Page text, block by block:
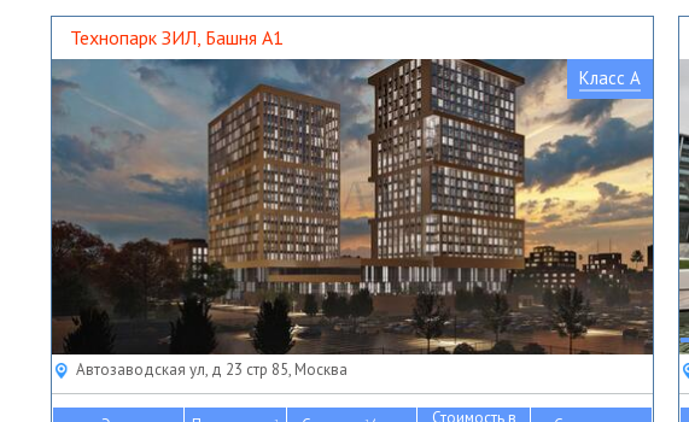
17 4985.10 30 000руб 12 462 750 Без отделки
10 1664.30 30 000руб 4 160 750
руб Без отделки
869.00 30 000руб 2 172 500
руб Без отделки
Технопарк ЗИЛ, Башня А1
Класс A
Автозаводская ул, д 23 стр 85, Москва
Стоимость в